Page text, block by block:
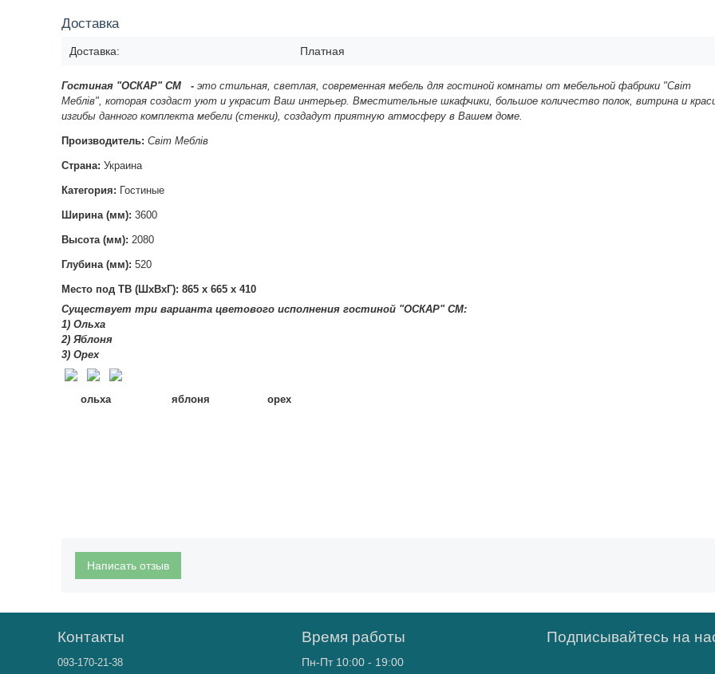
Доставка
Доставка: Платная
Гостиная "ОСКАР" СМ - это стильная, светлая, современная мебель для гостиной комнаты от мебельной фабрики "Світ
Меблів", которая создаст уют и украсит Ваш интерьер. Вместительные шкафчики, большое количество полок, витрина и
изгибы данного комплекта мебели (стенки), создадут приятную атмосферу в Вашем доме.
Производитель: Світ Меблів
Страна: Украина
Категория: Гостиные
Ширина (мм): 3600
Высота (мм): 2080
Глубина (мм): 520
Место под ТВ (ШхВхГ): 865 х 665 х 410
Существует три варианта цветового исполнения гостиной "ОСКАР" СМ:
1) Ольха
2) Яблоня
3) Орех
ольха яблоня орех
Написать отзыв
Контакты
093-170-21-38
Время работы
Пн-Пт 10:00 - 19:00
Подписывайтесь на